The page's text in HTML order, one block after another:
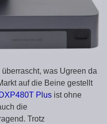
was Ugreen da
auf die Beine gestellt
Plus ist ohne
die
Trotz